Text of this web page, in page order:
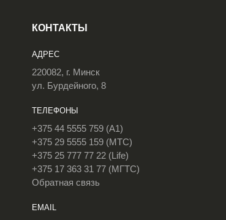
КОНТАКТЫ
АДРЕС
220082, г. Минск
ул. Бурдейного, 8
ТЕЛЕФОНЫ
+375 44 5555 759 (A1)
+375 29 5555 159 (МТС)
+375 25 777 77 22 (Life)
+375 17 363 31 77 (МГТС)
Обратная связь
EMAIL